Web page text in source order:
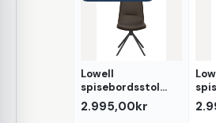
Lowell
spisebordsstol
med drejefunktion,
brun læder
2.995,00kr